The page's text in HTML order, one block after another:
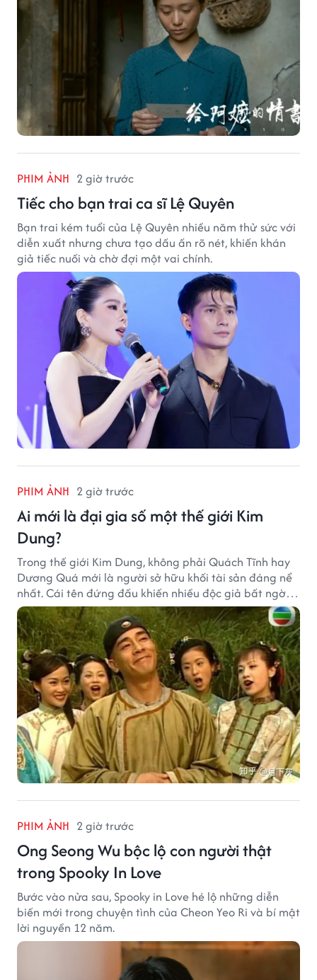
PHIM ẢNH 2 giờ trước
Tiếc cho bạn trai ca sĩ Lệ Quyên
Bạn trai kém tuổi của Lệ Quyên nhiều năm thử sức với
diễn xuất nhưng chưa tạo dấu ấn rõ nét, khiến khán
giả tiếc nuối và chờ đợi một vai chính.
PHIM ẢNH 2 giờ trước
Ai mới là đại gia số một thế giới Kim
Dung?
Trong thế giới Kim Dung, không phải Quách Tĩnh hay
Dương Quá mới là người sở hữu khối tài sản đáng nể
nhất. Cái tên đứng đầu khiến nhiều độc giả bất ngờ
bởi xuất thân của nhân vật này hoàn toàn không
giống một đại hiệp.
PHIM ẢNH 2 giờ trước
Ong Seong Wu bộc lộ con người thật
trong Spooky In Love
Bước vào nửa sau, Spooky in Love hé lộ những diễn
biến mới trong chuyện tình của Cheon Yeo Ri và bí mật
lời nguyền 12 năm.